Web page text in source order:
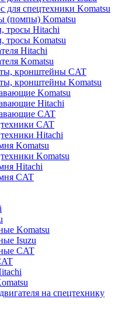
для спецтехники Komatsu
(помпы) Komatsu
тросы Hitachi
Komatsu
Hitachi
Komatsu
кронштейны CAT
кронштейны Komatsu
Komatsu
Hitachi
CAT
CAT
Hitachi
Komatsu
Komatsu
Hitachi
CAT
Komatsu
Isuzu
CAT
на спецтехнику